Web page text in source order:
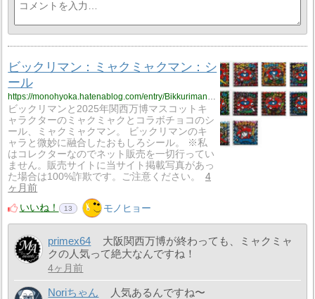
ビックリマン：ミャクミャクマン：シ
ール
https://monohyoka.hatenablog.com/entry/Bikkuriman?utm_source=feed
ビックリマンと2025年関西万博マスコットキ
ャラクターのミャクミャクとコラボチョコのシ
ール、ミャクミャクマン。 ビックリマンのキ
ャラと微妙に融合したおもしろシール。 ※私
はコレクターなのでネット販売を一切行ってい
ません。販売サイトに当サイト掲載写真があっ
た場合は100%詐欺です。ご注意ください。
4
ヶ月前
いいね！
13 モノヒョー
primex64
大阪関西万博が終わっても、ミャクミャ
クの人気って絶大なんですね！
4ヶ月前
Noriちゃん 人気あるんですね〜